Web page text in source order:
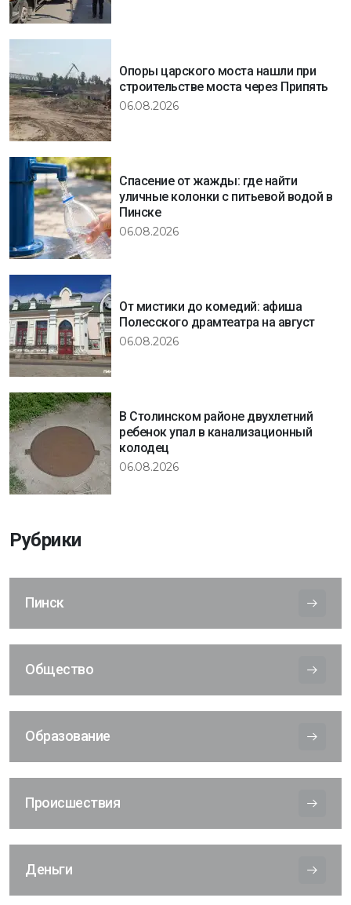
Опоры царского моста нашли при
строительстве моста через Припять
06.08.2026
Спасение от жажды: где найти
уличные колонки с питьевой водой в
Пинске
06.08.2026
От мистики до комедий: афиша
Полесского драмтеатра на август
06.08.2026
В Столинском районе двухлетний
ребенок упал в канализационный
колодец
06.08.2026
Рубрики
Пинск
Общество
Образование
Происшествия
Деньги